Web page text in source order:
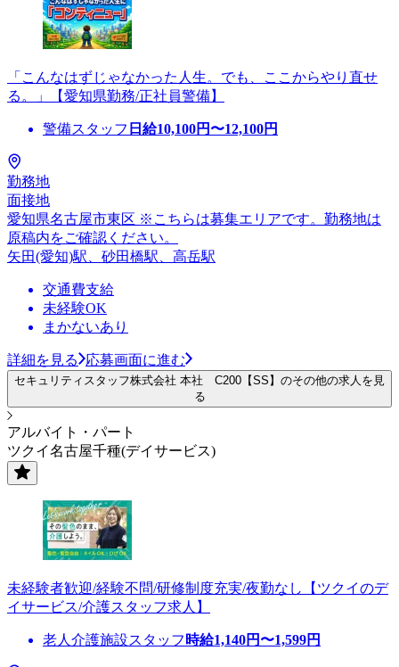
「こんなはずじゃなかった人生。でも、ここからやり直せ
る。」【愛知県勤務/正社員警備】
警備スタッフ 日給10,100円〜12,100円
勤務地
面接地
愛知県名古屋市東区 ※こちらは募集エリアです。勤務地は
原稿内をご確認ください。
矢田(愛知)駅、砂田橋駅、高岳駅
交通費支給
未経験OK
まかないあり
詳細を見る 応募画面に進む
セキュリティスタッフ株式会社 本社 C200【SS】のその他の求人を見
る
アルバイト・パート
ツクイ名古屋千種(デイサービス)
未経験者歓迎/経験不問/研修制度充実/夜勤なし【ツクイのデ
イサービス/介護スタッフ求人】
老人介護施設スタッフ 時給1,140円〜1,599円